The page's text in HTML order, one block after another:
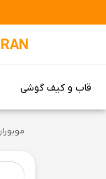
قاب و کیف گوشی